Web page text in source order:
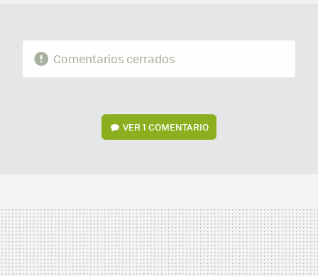
Comentarios cerrados
VER1 COMENTARIO